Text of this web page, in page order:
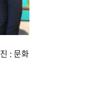
: 문화체육관광부 장관상